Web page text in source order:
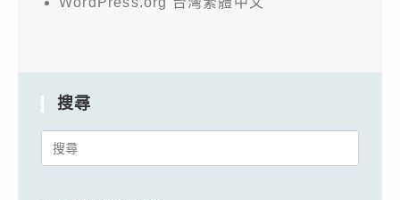
搜尋
Search